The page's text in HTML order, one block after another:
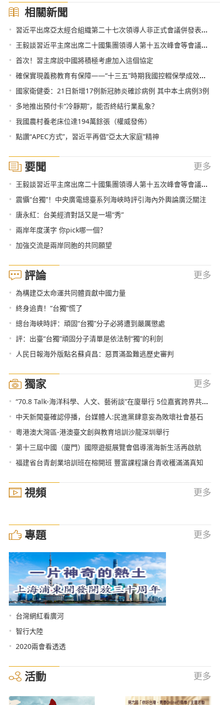
相關新聞
• 習近平出席亞太經合組織第二十七次領導人非正式會議併發表重要講話
• 王毅談習近平主席出席二十國集團領導人第十五次峰會等會議成果
• 首次！習主席説中國將積極考慮加入這個協定
• 確保實現義務教育有保障——“十三五”時期我國控輟保學成效顯著
• 國家衛健委：21日新增17例新冠肺炎確診病例 其中本土病例3例
• 多地推出預付卡“冷靜期”，能否終結行業亂象？
• 我國農村養老床位達194萬餘張（權威發佈）
• 點讚“APEC方式”，習近平再倡“亞太大家庭”精神
要聞 更多
• 王毅談習近平主席出席二十國集團領導人第十五次峰會等會議成果
• 震懾“台獨”！中央廣電總臺系列海峽時評引海內外輿論廣泛關注
• 唐永紅：台美經濟對話又是一場“秀”
• 兩岸年度漢字 你pick哪一個？
• 加強交流是兩岸同胞的共同願望
評論 更多
• 為構建亞太命運共同體貢獻中國力量
• 終身追責！“台獨”慌了
• 總台海峽時評：頑固“台獨”分子必將遭到嚴厲懲處
• 評：出臺“台獨”頑固分子清單是依法制“獨”的利劍
• 人民日報海外版點名蘇貞昌：惡貫滿盈難逃歷史審判
獨家 更多
• “70.8 Talk-海洋科學、人文、藝術談”在廈舉行 5位嘉賓跨界共話可持續海洋
• 中天新聞臺確認停播，台媒體人:民進黨肆意妄為敗壞社會基石
• 粵港澳大灣區-港澳臺文創與教育培訓沙龍深圳舉行
• 第十三屆中國（廈門）國際遊艇展覽會倡導濱海新生活再啟航
• 福建省台青創業培訓班在榕開班 豐富課程讓台青收穫滿滿真知
視頻 更多
專題 更多
• 台灣網紅看廣河
• 智行大陸
• 2020兩會看透透
活動 更多